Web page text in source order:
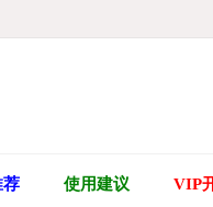
荐 使用建议 VIP